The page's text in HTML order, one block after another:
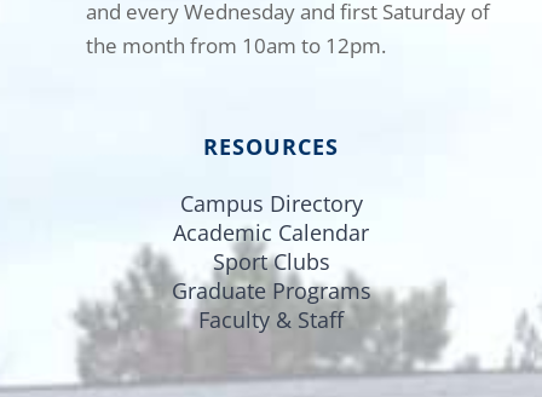
and every Wednesday and first Saturday of
the month from 10am to 12pm.
RESOURCES
Campus Directory
Academic Calendar
Sport Clubs
Graduate Programs
Faculty & Staff